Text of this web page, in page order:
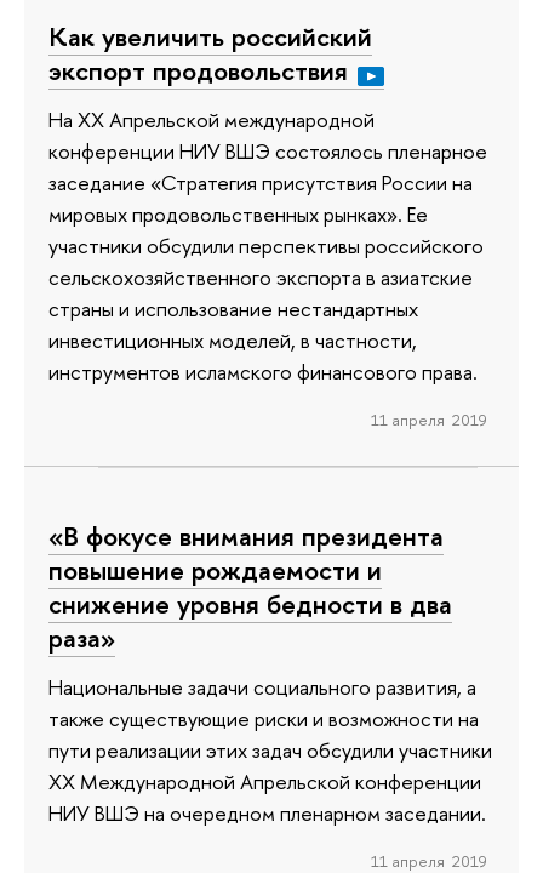
Как увеличить российский
экспорт продовольствия
На XX Апрельской международной
конференции НИУ ВШЭ состоялось пленарное
заседание «Стратегия присутствия России на
мировых продовольственных рынках». Ее
участники обсудили перспективы российского
сельскохозяйственного экспорта в азиатские
страны и использование нестандартных
инвестиционных моделей, в частности,
инструментов исламского финансового права.
11 апреля 2019
«В фокусе внимания президента
повышение рождаемости и
снижение уровня бедности в два
раза»
Национальные задачи социального развития, а
также существующие риски и возможности на
пути реализации этих задач обсудили участники
ХХ Международной Апрельской конференции
НИУ ВШЭ на очередном пленарном заседании.
11 апреля 2019